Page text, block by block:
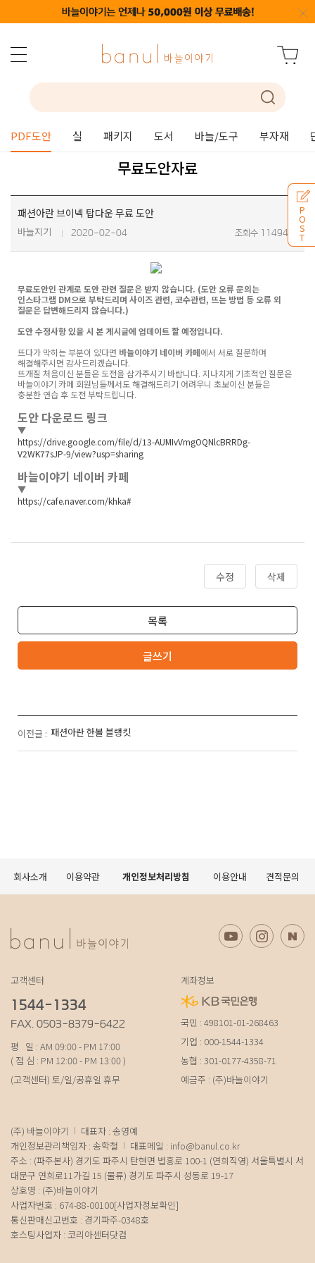
PDF도안 실 패키지 도서 바늘/도구 부자재
P
O
S
T
무료도안자료
패션아란 브이넥 탑다운 무료 도안
바늘지기 2020-02-04 조회수 114946
무료도안인 관계로 도안 관련 질문은 받지 않습니다. (도안 오류 문의는
인스타그램 DM으로 부탁드리며 사이즈 관련, 코수관련, 뜨는 방법 등 오류 외
질문은 답변해드리지 않습니다.)
도안 수정사항 있을 시 본 게시글에 업데이트 할 예정입니다.
뜨다가 막히는 부분이 있다면 바늘이야기 네이버 카페에서 서로 질문하며
해결해주시면 감사드리겠습니다.
뜨개질 처음이신 분들은 도전을 삼가주시기 바랍니다. 지나치게 기초적인 질문은
바늘이야기 카페 회원님들께서도 해결해드리기 어려우니 초보이신 분들은
충분한 연습 후 도전 부탁드립니다.
도안 다운로드 링크
▼
https://drive.google.com/file/d/13-AUMIvVmgOQNlcBRRDg-
V2WK77sJP-9/view?usp=sharing
바늘이야기 네이버 카페
▼
https://cafe.naver.com/khka#
수정 삭제
목록
글쓰기
이전글 : 패션아란 한볼 블랭킷
회사소개 이용약관 개인정보처리방침 이용안내 견적문의
고객센터
1544-1334
FAX. 0503-8379-6422
평 일 : AM 09:00 - PM 17:00
( 점 심 : PM 12:00 - PM 13:00 )
(고객센터) 토/일/공휴일 휴무
계좌정보
국민 : 498101-01-268463
기업 : 000-1544-1334
농협 : 301-0177-4358-71
예금주 : (주)바늘이야기
(주) 바늘이야기
대표자 : 송영예
개인정보관리책임자 : 송학철
대표메일 : info@banul.co.kr
주소 : (파주본사) 경기도 파주시 탄현면 법흥로 100-1 (연희직영) 서울특별시 서
대문구 연희로11가길 15 (물류) 경기도 파주시 성동로 19-17
상호명 : (주)바늘이야기
사업자번호 : 674-88-00100[사업자정보확인]
통신판매신고번호 : 경기파주-0348호
호스팅사업자 : 코리아센터닷컴